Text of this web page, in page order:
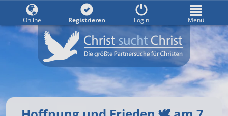
Online Registrieren Login Menü